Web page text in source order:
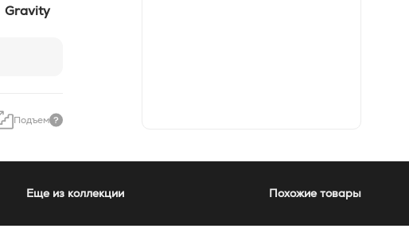
Gravity
Подъем
Еще из коллекции Похожие товары